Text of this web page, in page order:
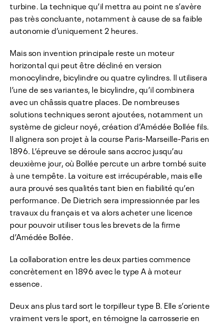
turbine. La technique qu’il mettra au point ne s’avère
pas très concluante, notamment à cause de sa faible
autonomie d’uniquement 2 heures.
Mais son invention principale reste un moteur
horizontal qui peut être décliné en version
monocylindre, bicylindre ou quatre cylindres. Il utilisera
l’une de ses variantes, le bicylindre, qu’il combinera
avec un châssis quatre places. De nombreuses
solutions techniques seront ajoutées, notamment un
système de gicleur noyé, création d’Amédée Bollée fils.
Il alignera son projet à la course Paris-Marseille-Paris en
1896. L’épreuve se déroule sans accroc jusqu’au
deuxième jour, où Bollée percute un arbre tombé suite
à une tempête. La voiture est irrécupérable, mais elle
aura prouvé ses qualités tant bien en fiabilité qu’en
performance. De Dietrich sera impressionnée par les
travaux du français et va alors acheter une licence
pour pouvoir utiliser tous les brevets de la firme
d’Amédée Bollée.
La collaboration entre les deux parties commence
concrètement en 1896 avec le type A à moteur
essence.
Deux ans plus tard sort le torpilleur type B. Elle s’oriente
vraiment vers le sport, en témoigne la carrosserie en